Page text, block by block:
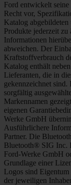
Ford entwickelt
Recht vor,
Katalog abgebildeten
Produkte jederzeit
Informationen
abweichen. Der
Kraftstoffverbrauch
Katalog enthält
Lieferanten, die in
gekennzeichnet
sorgfältig
Markennamen
eigenen
Werke GmbH
Ausführlichere
Partner. Die
Bluetooth® SIG Inc.
Ford-Werke GmbH
Grundlage einer
Logos sind
der jeweiligen